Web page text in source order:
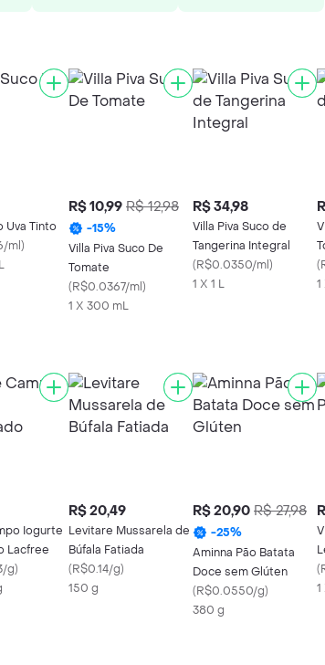
Uva Tinto
ml)
R$ 10,99 R$ 12,98
-15%
Villa Piva Suco De
Tomate
(R$0.0367/ml)
1 X 300 mL
R$ 34,98
Villa Piva Suco de
Tangerina Integral
(R$0.0350/ml)
1 X 1 L
(
1
Iogurte
Lacfree
g)
R$ 20,49
Levitare Mussarela de
Búfala Fatiada
(R$0.14/g)
150 g
R$ 20,90 R$ 27,98
-25%
Aminna Pão Batata
Doce sem Glúten
(R$0.0550/g)
380 g
(